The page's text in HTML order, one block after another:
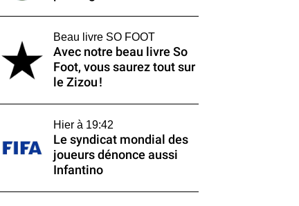
Beau livre SO FOOT
Avec notre beau livre So
Foot, vous saurez tout sur
le Zizou !
Hier à 19:42
Le syndicat mondial des
joueurs dénonce aussi
Infantino